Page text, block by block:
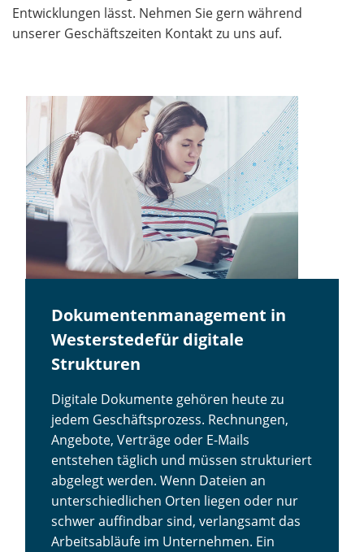
Entwicklungen lässt. Nehmen Sie gern während
unserer Geschäftszeiten Kontakt zu uns auf.
Dokumentenmanagement in
Westerstedefür digitale
Strukturen
Digitale Dokumente gehören heute zu
jedem Geschäftsprozess. Rechnungen,
Angebote, Verträge oder E-Mails
entstehen täglich und müssen strukturiert
abgelegt werden. Wenn Dateien an
unterschiedlichen Orten liegen oder nur
schwer auffindbar sind, verlangsamt das
Arbeitsabläufe im Unternehmen. Ein